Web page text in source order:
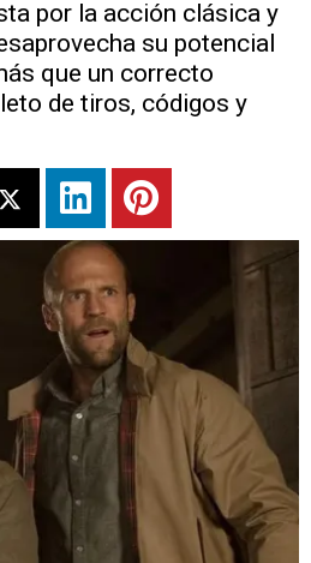
por la acción clásica y
su potencial
que un correcto
de tiros, códigos y